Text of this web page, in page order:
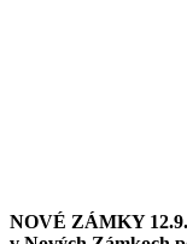
NOVÉ ZÁMKY